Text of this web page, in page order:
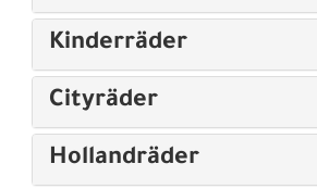
Kinderräder
Cityräder
Hollandräder